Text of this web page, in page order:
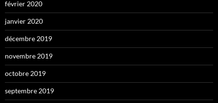
février 2020
janvier 2020
décembre 2019
novembre 2019
octobre 2019
septembre 2019